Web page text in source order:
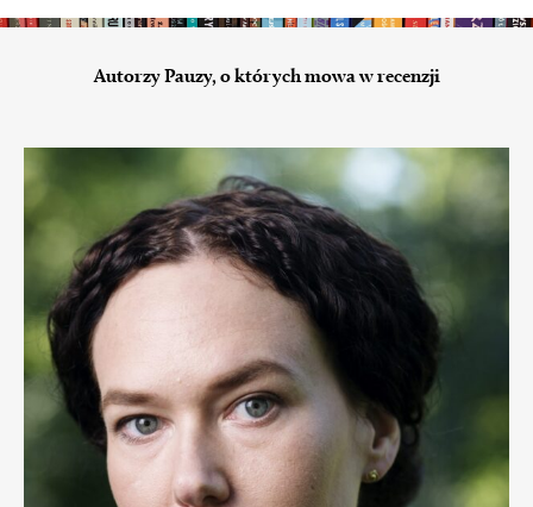
Autorzy Pauzy, o których mowa w recenzji